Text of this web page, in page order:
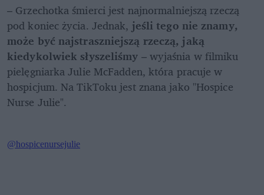
– Grzechotka śmierci jest najnormalniejszą rzeczą
pod koniec życia. Jednak, jeśli tego nie znamy,
może być najstraszniejszą rzeczą, jaką
kiedykolwiek słyszeliśmy – wyjaśnia w filmiku
pielęgniarka Julie McFadden, która pracuje w
hospicjum. Na TikToku jest znana jako "Hospice
Nurse Julie".